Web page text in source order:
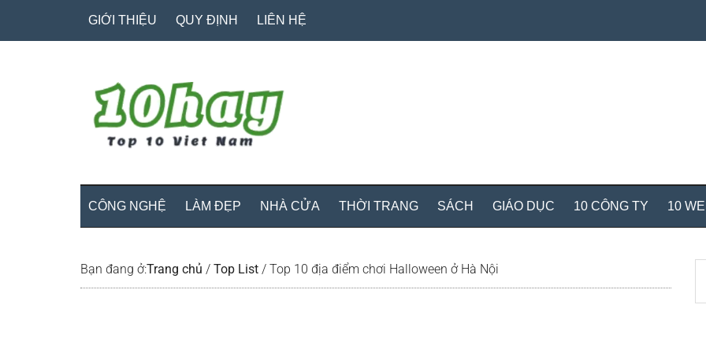
GIỚI THIỆU QUY ĐỊNH LIÊN HỆ
CÔNG NGHỆ LÀM ĐẸP NHÀ CỬA THỜI TRANG SÁCH GIÁO DỤC 10 CÔNG TY 10
Bạn đang ở:Trang chủ / Top List / Top 10 địa điểm chơi Halloween ở Hà Nội